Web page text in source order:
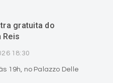
gratuita do
Reis
18:30
19h, no Palazzo Delle